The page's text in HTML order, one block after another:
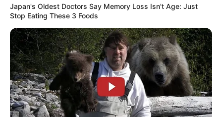
saúde em suas ações de educação (prevenção e promoção)
sanitária. A sua atuação poderá envolver grupos específicos e
peculiaridades sobre determinada localidade, portanto, o
conhecimento deste profissional deverá ser abrangente - tanto na
questão social, como nas questões geográficas e demográficas.
De acordo com a Lei n°13.595, promulgada em 2018e que
expõe diretrizes do trabalho do Agente Comunitário de Saúde, as
atividades do profissional abrangem quatro possibilidades de
atuação:
Japan's Oldest Doctors Say Memory Loss Isn't Age: Just
Stop Eating These 3 Foods